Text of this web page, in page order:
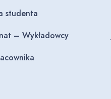
studenta
– Wykładowcy